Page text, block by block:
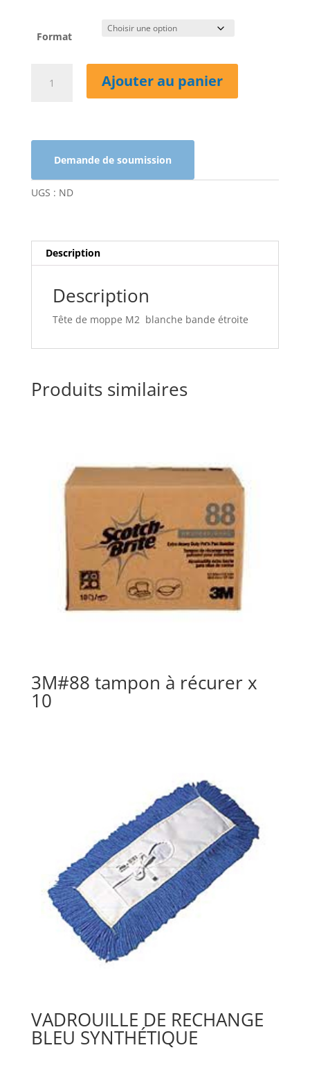
Format
BANDE
ÉTROITE
M2
Ajouter au panier
Demande de soumission
UGS : ND
Description
Description
Tête de moppe M2 blanche bande étroite
Produits similaires
3M#88 tampon à récurer x
10
VADROUILLE DE RECHANGE
BLEU SYNTHÉTIQUE